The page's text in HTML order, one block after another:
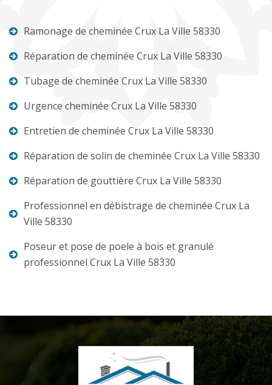
Ramonage de cheminée Crux La Ville 58330
Réparation de cheminée Crux La Ville 58330
Tubage de cheminée Crux La Ville 58330
Urgence cheminée Crux La Ville 58330
Entretien de cheminée Crux La Ville 58330
Réparation de solin de cheminée Crux La Ville 58330
Réparation de gouttière Crux La Ville 58330
Professionnel en débistrage de cheminée Crux La
Ville 58330
Poseur et pose de poele à bois et granulé
professionnel Crux La Ville 58330